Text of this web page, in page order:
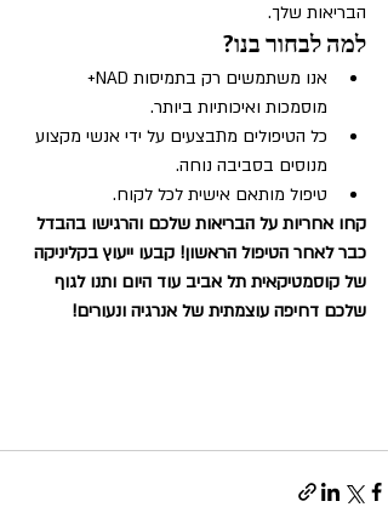
הבריאות שלך.
למה לבחור בנו?
אנו משתמשים רק בתמיסות NAD+
מוסמכות ואיכותיות ביותר.
כל הטיפולים מתבצעים על ידי אנשי מקצוע
מנוסים בסביבה נוחה.
טיפול מותאם אישית לכל לקוח.
קחו אחריות על הבריאות שלכם והרגישו בהבדל
כבר לאחר הטיפול הראשון! קבעו ייעוץ בקליניקה
של קוסמטיקאית תל אביב עוד היום ותנו לגוף
שלכם דחיפה עוצמתית של אנרגיה ונעורים!